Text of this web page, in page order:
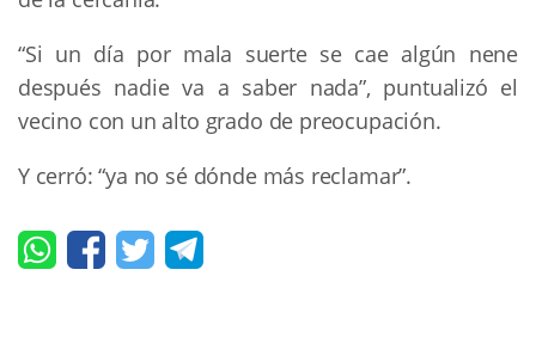
“Si un día por mala suerte se cae algún nene
después nadie va a saber nada”, puntualizó el
vecino con un alto grado de preocupación.
Y cerró: “ya no sé dónde más reclamar”.